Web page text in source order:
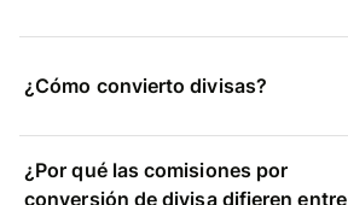
¿Cómo convierto divisas?
¿Por qué las comisiones por
conversión de divisa difieren entre